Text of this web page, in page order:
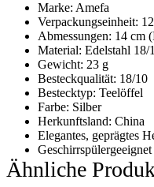
Marke: Amefa
Verpackungseinheit:
Abmessungen: 14 cm
Material: Edelstahl 18/
Gewicht: 23 g
Besteckqualität: 18/10
Bestecktyp: Teelöffel
Farbe: Silber
Herkunftsland: China
Elegantes, geprägtes
Geschirrspülergeeignet
Ähnliche